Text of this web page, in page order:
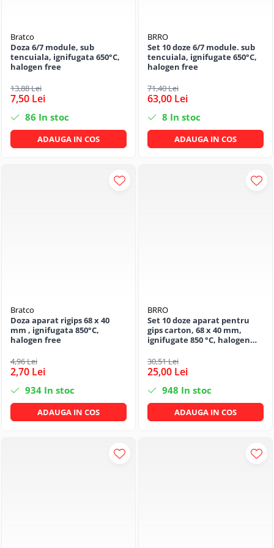
Bratco
Doza 6/7 module, sub
tencuiala, ignifugata 650°C,
halogen free
13,88 Lei
7,50 Lei
86 In stoc
ADAUGA IN COS
BRRO
Set 10 doze 6/7 module. sub
tencuiala, ignifugate 650°C,
halogen free
71,40 Lei
63,00 Lei
8 In stoc
ADAUGA IN COS
Bratco
Doza aparat rigips 68 x 40
mm , ignifugata 850°C,
halogen free
4,96 Lei
2,70 Lei
934 In stoc
ADAUGA IN COS
BRRO
Set 10 doze aparat pentru
gips carton, 68 x 40 mm,
ignifugate 850 °C, halogen
30,51 Lei
25,00 Lei
948 In stoc
ADAUGA IN COS